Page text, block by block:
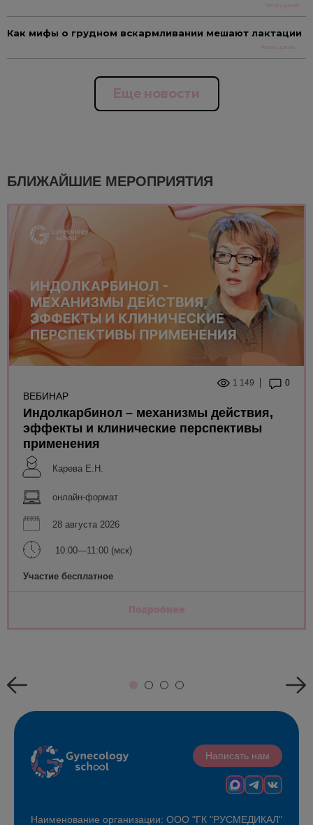
Читать далее
Как мифы о грудном вскармливании мешают лактации
Читать далее
Еще новости
БЛИЖАЙШИЕ МЕРОПРИЯТИЯ
1 149 0
ВЕБИНАР
Индолкарбинол – механизмы действия,
эффекты и клинические перспективы
применения
Карева Е.Н.
онлайн-формат
28 августа 2026
10:00—11:00 (мск)
Участие бесплатное
Подробнее
Написать нам
Наименование организации: ООО "ГК "РУСМЕДИКАЛ"